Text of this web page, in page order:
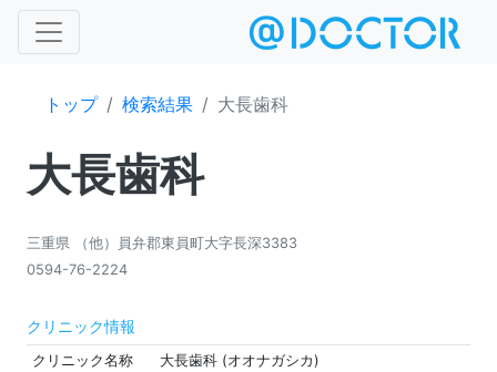
トップ 検索結果 大長歯科
大長歯科
三重県 （他）員弁郡東員町大字長深3383
0594-76-2224
クリニック情報
クリニック名称
大長歯科 (オオナガシカ)